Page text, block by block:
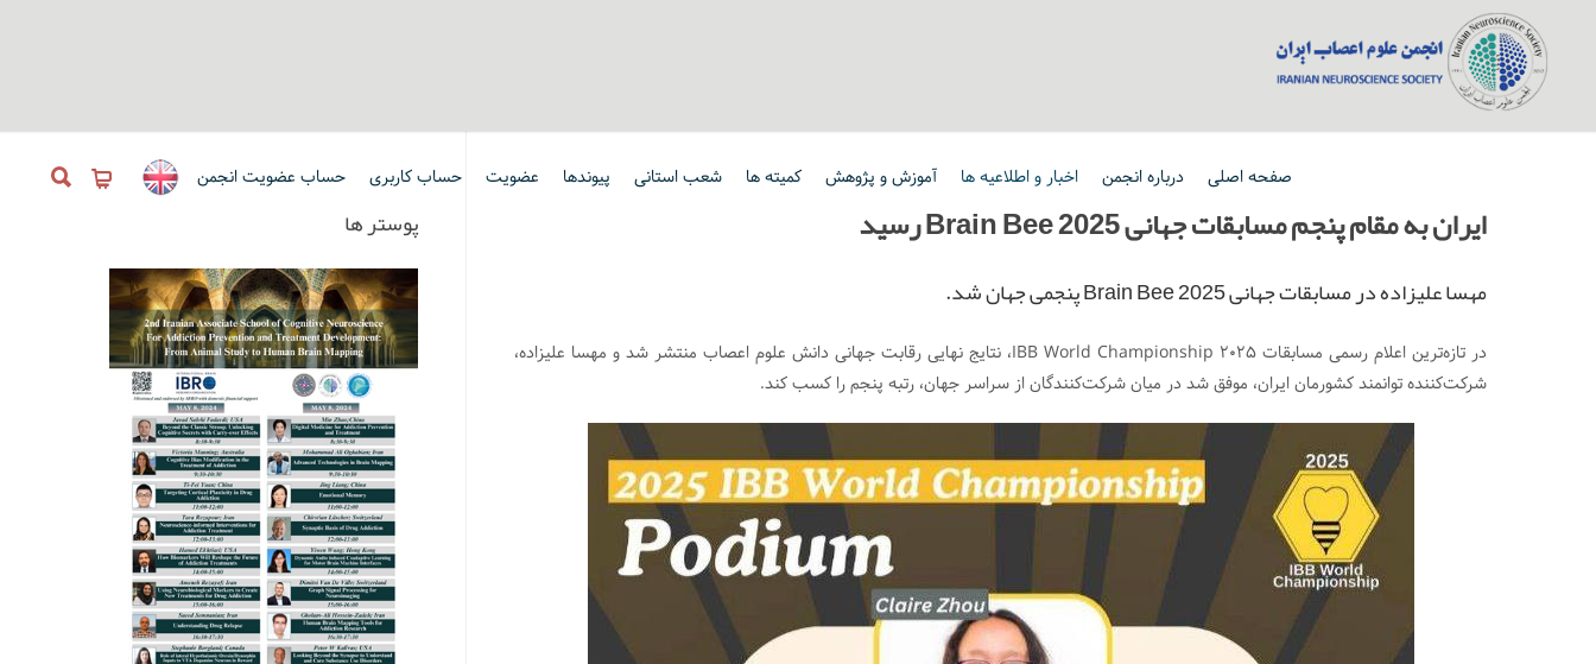
صفحه اصلی درباره انجمن اخبار و اطلاعیه ها آموزش و پژوهش کمیته ها شعب استانی پیوندها عضویت حساب کاربری حساب عضویت انجمن
ایران به مقام پنجم مسابقات جهانی Brain Bee 2025 رسید
مهسا علیزاده در مسابقات جهانی Brain Bee 2025 پنجمی جهان شد.
در تازه‌ترین اعلام رسمی مسابقات IBB World Championship 2025، نتایج نهایی رقابت جهانی دانش علوم اعصاب منتشر شد و مهسا علیزاده،
شرکت‌کننده توانمند کشورمان ایران، موفق شد در میان شرکت‌کنندگان از سراسر جهان، رتبه پنجم را کسب کند.
پوستر ها